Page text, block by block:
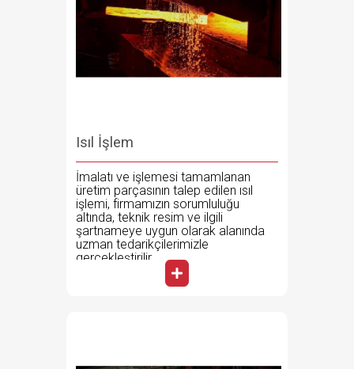
Isıl İşlem
İmalatı ve işlemesi tamamlanan
üretim parçasının talep edilen ısıl
işlemi, firmamızın sorumluluğu
altında, teknik resim ve ilgili
şartnameye uygun olarak alanında
uzman tedarikçilerimizle
gerçekleştirilir.